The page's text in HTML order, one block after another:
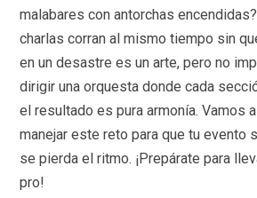
malabares con antorchas
charlas corran al mismo tiempo sin
en un desastre es un arte, pero no
dirigir una orquesta donde cada
el resultado es pura armonía. Vamos
manejar este reto para que tu evento
se pierda el ritmo. ¡Prepárate para
pro!